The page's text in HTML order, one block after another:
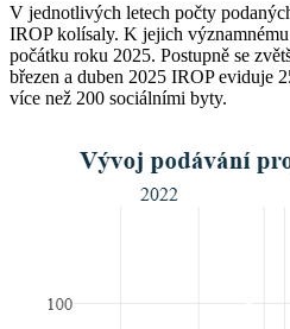
V jednotlivých letech počty
IROP kolísaly. K jejich významnému
počátku roku 2025. Postupně se
březen a duben 2025 IROP eviduje
více než 200 sociálními byty.